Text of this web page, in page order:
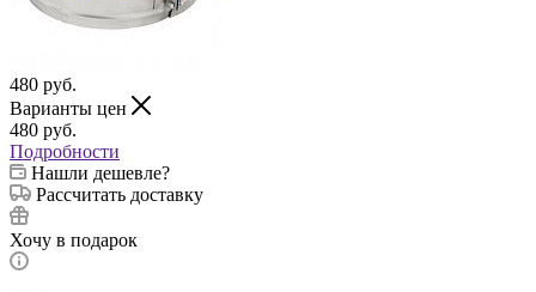
480 руб.
Варианты цен
480 руб.
Подробности
Нашли дешевле?
Рассчитать доставку
Хочу в подарок